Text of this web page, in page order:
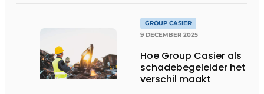
GROUP CASIER
9 DECEMBER 2025
Hoe Group Casier als
schadebegeleider het
verschil maakt